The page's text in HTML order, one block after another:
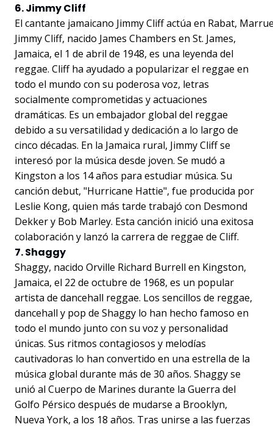
6. Jimmy Cliff
El cantante jamaicano Jimmy Cliff actúa en Rabat,
Jimmy Cliff, nacido James Chambers en St. James,
Jamaica, el 1 de abril de 1948, es una leyenda del
reggae. Cliff ha ayudado a popularizar el reggae en
todo el mundo con su poderosa voz, letras
socialmente comprometidas y actuaciones
dramáticas. Es un embajador global del reggae
debido a su versatilidad y dedicación a lo largo de
cinco décadas. En la Jamaica rural, Jimmy Cliff se
interesó por la música desde joven. Se mudó a
Kingston a los 14 años para estudiar música. Su
canción debut, "Hurricane Hattie", fue producida por
Leslie Kong, quien más tarde trabajó con Desmond
Dekker y Bob Marley. Esta canción inició una exitosa
colaboración y lanzó la carrera de reggae de Cliff.
7. Shaggy
Shaggy, nacido Orville Richard Burrell en Kingston,
Jamaica, el 22 de octubre de 1968, es un popular
artista de dancehall reggae. Los sencillos de reggae,
dancehall y pop de Shaggy lo han hecho famoso en
todo el mundo junto con su voz y personalidad
únicas. Sus ritmos contagiosos y melodías
cautivadoras lo han convertido en una estrella de la
música global durante más de 30 años. Shaggy se
unió al Cuerpo de Marines durante la Guerra del
Golfo Pérsico después de mudarse a Brooklyn,
Nueva York, a los 18 años. Tras unirse a las fuerzas